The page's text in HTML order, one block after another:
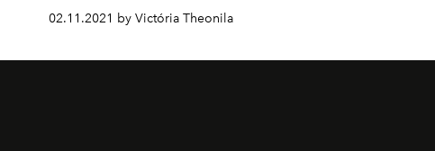
02.11.2021 by Victória Theonila